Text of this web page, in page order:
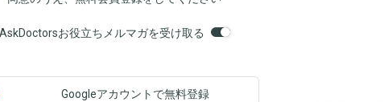
AskDoctorsお役立ちメルマガを受け取る
Googleアカウントで無料登録